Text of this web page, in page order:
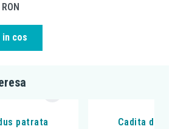
RON
in cos
patrata
Cadita de